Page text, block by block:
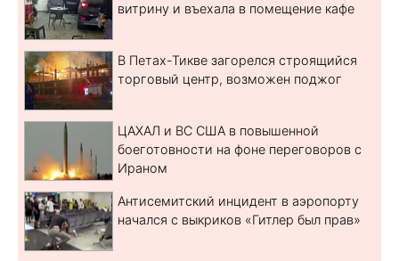
витрину и въехала в помещение кафе
В Петах-Тикве загорелся строящийся
торговый центр, возможен поджог
ЦАХАЛ и ВС США в повышенной
боеготовности на фоне переговоров с
Ираном
Антисемитский инцидент в аэропорту
начался с выкриков «Гитлер был прав»